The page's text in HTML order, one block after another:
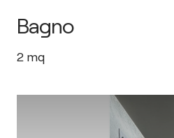
Bagno
2 mq